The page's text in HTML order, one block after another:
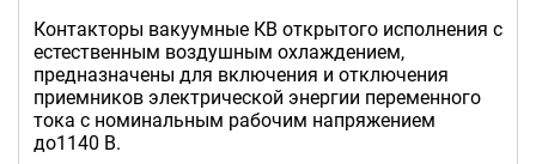
Контакторы вакуумные КВ открытого исполнения с
естественным воздушным охлаждением,
предназначены для включения и отключения
приемников электрической энергии переменного
тока с номинальным рабочим напряжением
до1140 В.